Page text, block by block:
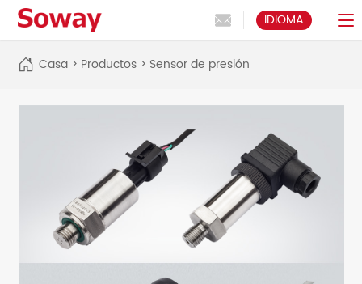
IDIOMA
Casa> Productos> Sensor de presión